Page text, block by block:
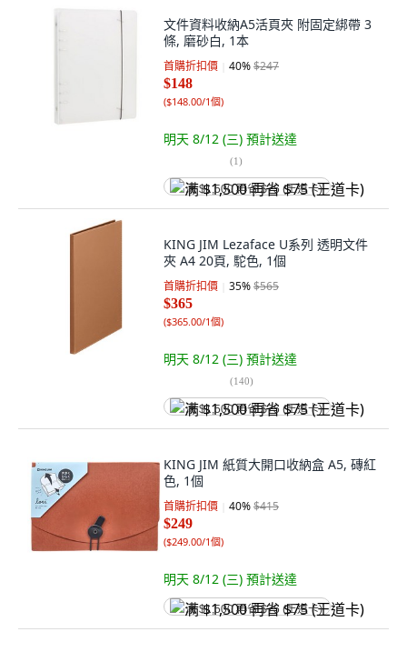
文件資料收納A5活頁夾 附固定綁帶 3
條, 磨砂白, 1本
首購折扣價 40%$247
$148
($148.00/1個)
明天 8/12 (三) 預計送達
(1)
满 $1,500 再省 $75 (王道卡)
KING JIM Lezaface U系列 透明文件
夾 A4 20頁, 駝色, 1個
首購折扣價 35%$565
$365
($365.00/1個)
明天 8/12 (三) 預計送達
(140)
满 $1,500 再省 $75 (王道卡)
KING JIM 紙質大開口收納盒 A5, 磚紅
色, 1個
首購折扣價 40%$415
$249
($249.00/1個)
明天 8/12 (三) 預計送達
满 $1,500 再省 $75 (王道卡)